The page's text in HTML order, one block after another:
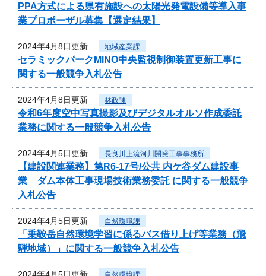
PPA方式による県有施設への太陽光発電設備等導入事
業プロポーザル募集【選定結果】
2024年4月8日更新 地域産業課
セラミックパークMINO中央監視制御装置更新工事に
関する一般競争入札公告
2024年4月8日更新 林政課
令和6年度空中写真撮影及びデジタルオルソ作成委託
業務に関する一般競争入札公告
2024年4月5日更新 長良川上流河川開発工事事務所
【建設関連業務】第R6-17号/公共 内ケ谷ダム建設事
業 ダム本体工事現場技術業務委託 に関する一般競争
入札公告
2024年4月5日更新 自然環境課
「乗鞍岳自然環境学習に係るバス借り上げ等業務（飛
騨地域）」に関する一般競争入札公告